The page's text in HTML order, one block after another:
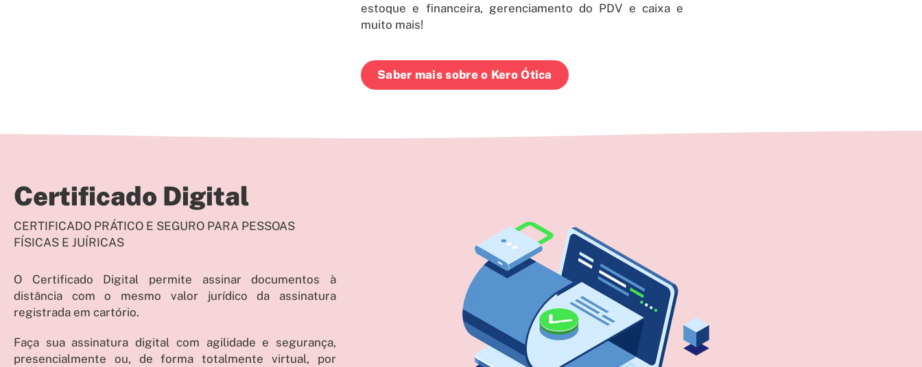
estoque e financeira, gerenciamento do PDV e caixa e
muito mais!
Saber mais sobre o Kero Ótica
Certificado Digital
CERTIFICADO PRÁTICO E SEGURO PARA PESSOAS
FÍSICAS E JUÍRICAS
O Certificado Digital permite assinar documentos à
distância com o mesmo valor jurídico da assinatura
registrada em cartório.
Faça sua assinatura digital com agilidade e segurança,
presencialmente ou, de forma totalmente virtual, por